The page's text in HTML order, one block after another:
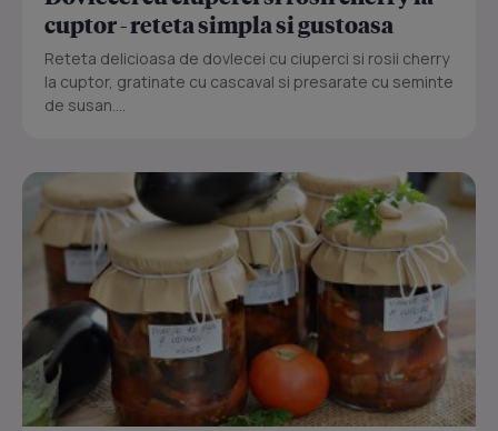
cuptor - reteta simpla si gustoasa
Reteta delicioasa de dovlecei cu ciuperci si rosii cherry
la cuptor, gratinate cu cascaval si presarate cu seminte
de susan....